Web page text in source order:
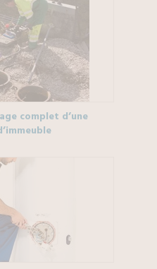
complet d’une